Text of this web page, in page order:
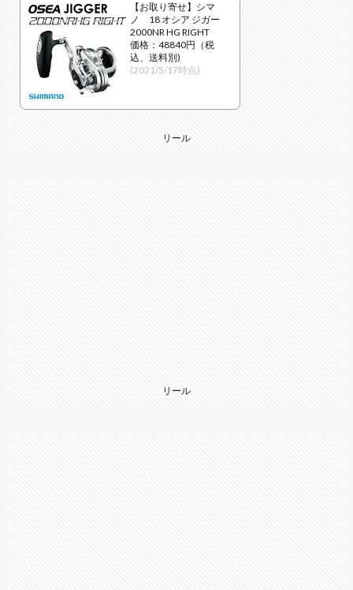
【お取り寄せ】シマ
ノ 18 オシア ジガー
2000NR HG RIGHT
価格：48840円（税
込、送料別)
(2021/5/17時点)
リール
リール